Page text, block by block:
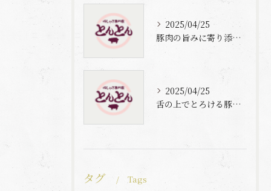
2025/04/25
豚肉の旨みに寄り添う自家製梅出汁の魅力
2025/04/25
舌の上でとろける豚肉と自家製梅出汁の魅力
タグ Tags